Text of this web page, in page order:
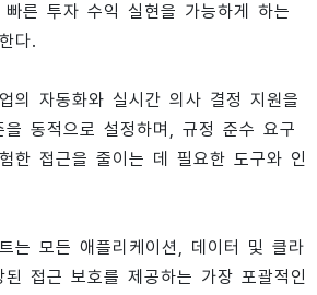
른 투자 수익 실현을 가능하게 하는
다.
의 자동화와 실시간 의사 결정 지원을
동적으로 설정하며, 규정 준수 요구
한 접근을 줄이는 데 필요한 도구와 인
는 모든 애플리케이션, 데이터 및 클라
접근 보호를 제공하는 가장 포괄적인